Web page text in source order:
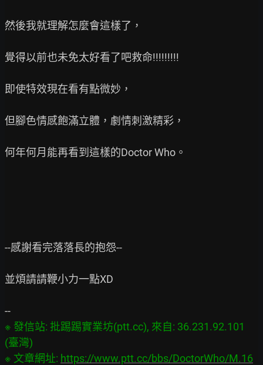
然後我就理解怎麼會這樣了，
覺得以前也未免太好看了吧救命!!!!!!!!!
即使特效現在看有點微妙，
但腳色情感飽滿立體，劇情刺激精彩，
何年何月能再看到這樣的Doctor Who。
--感謝看完落落長的抱怨--
並煩請請鞭小力一點XD
※ 發信站: 批踢踢實業坊(ptt.cc), 來自: 36.231.92.101
(臺灣)
※ 文章網址: https://www.ptt.cc/bbs/DoctorWho/M.16